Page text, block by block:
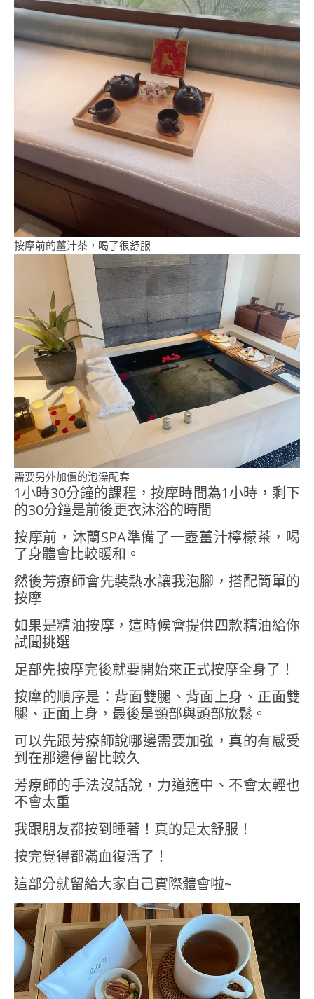
按摩前的薑汁茶，喝了很舒服
需要另外加價的泡澡配套
1小時30分鐘的課程，按摩時間為1小時，剩下
的30分鐘是前後更衣沐浴的時間
按摩前，沐蘭SPA準備了一壺薑汁檸檬茶，喝
了身體會比較暖和。
然後芳療師會先裝熱水讓我泡腳，搭配簡單的
按摩
如果是精油按摩，這時候會提供四款精油給你
試聞挑選
足部先按摩完後就要開始來正式按摩全身了！
按摩的順序是：背面雙腿、背面上身、正面雙
腿、正面上身，最後是頸部與頭部放鬆。
可以先跟芳療師說哪邊需要加強，真的有感受
到在那邊停留比較久
芳療師的手法沒話說，力道適中、不會太輕也
不會太重
我跟朋友都按到睡著！真的是太舒服！
按完覺得都滿血復活了！
這部分就留給大家自己實際體會啦~